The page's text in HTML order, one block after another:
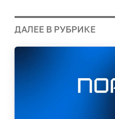
ДАЛЕЕ В РУБРИКЕ